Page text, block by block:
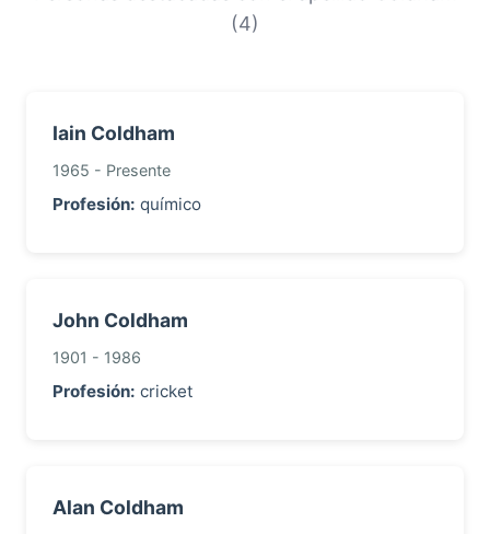
(4)
Iain Coldham
1965 - Presente
Profesión: químico
John Coldham
1901 - 1986
Profesión: cricket
Alan Coldham